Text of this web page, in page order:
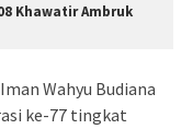
Khawatir Ambruk
Wahyu Budiana
ke-77 tingkat